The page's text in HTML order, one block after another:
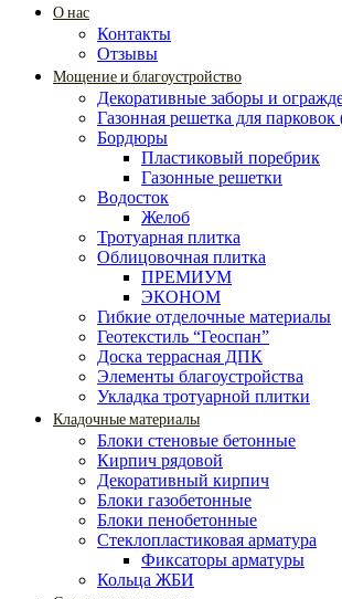
О нас
Контакты
Отзывы
Мощение и благоустройство
Декоративные заборы и
Газонная решетка для парковок
Бордюры
Пластиковый поребрик
Газонные решетки
Водосток
Желоб
Тротуарная плитка
Облицовочная плитка
ПРЕМИУМ
ЭКОНОМ
Гибкие отделочные материалы
Геотекстиль “Геоспан”
Доска террасная ДПК
Элементы благоустройства
Укладка тротуарной плитки
Кладочные материалы
Блоки стеновые бетонные
Кирпич рядовой
Декоративный кирпич
Блоки газобетонные
Блоки пенобетонные
Стеклопластиковая арматура
Фиксаторы арматуры
Кольца ЖБИ